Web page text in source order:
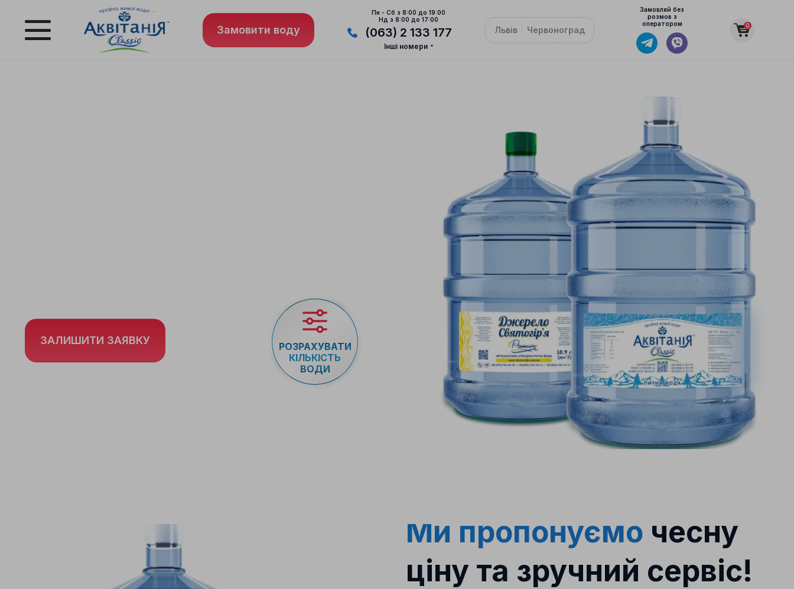
Замовити воду
Пн - Сб з 8:00 до 19:00
Нд з 8:00 до 17:00
(063) 2 133 177
Інші номери
Львів Червоноград
Замовляй без
розмов з
оператором
0
ЗАЛИШИТИ ЗАЯВКУ
РОЗРАХУВАТИ
КІЛЬКІСТЬ
ВОДИ
Ми пропонуємо чесну
ціну та зручний сервіс!